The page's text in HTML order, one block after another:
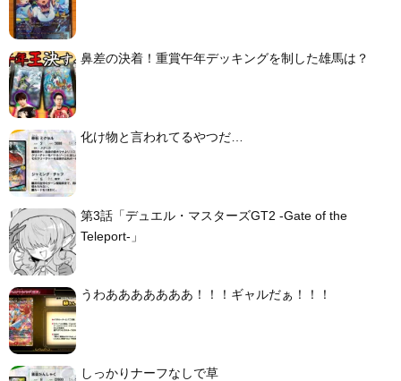
鼻差の決着！重賞午年デッキングを制した雄馬は？
化け物と言われてるやつだ…
第3話「デュエル・マスターズGT2 -Gate of the
Teleport-」
うわあああああああ！！！ギャルだぁ！！！
しっかりナーフなしで草